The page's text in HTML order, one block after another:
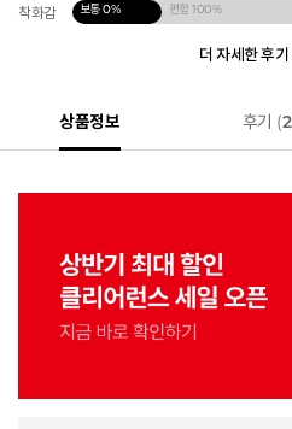
착화감 보통0% 편함100%
더 자세한 후기
상품정보 후기 (2